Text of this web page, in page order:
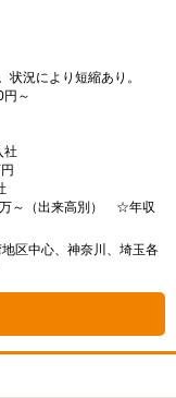
況により短縮あり。
円～
社
～（出来高別） ☆年収
区中心、神奈川、埼玉各